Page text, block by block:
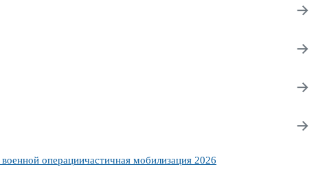
→
→
→
→
операциичастичная мобилизация 2026